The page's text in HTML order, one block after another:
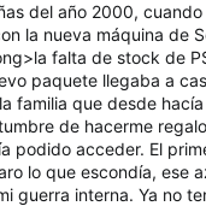
del año 2000,
la nueva máquina de
falta de stock de
paquete llegaba a
familia que desde
de hacerme
podido acceder. El
lo que escondía, ese
guerra interna. Ya no